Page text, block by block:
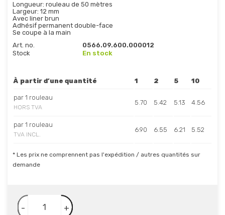
Longueur: rouleau de 50 mètres
Largeur: 12 mm
Avec liner brun
Adhésif permanent double-face
Se coupe à la main
Art. no.
0566.09.600.000012
Stock
En stock
À partir d’une quantité 1 2 5 10
par 1 rouleau
HORS TVA
5.70 5.42 5.13 4.56
par 1 rouleau
TVA INCL.
6.90 6.55 6.21 5.52
* Les prix ne comprennent pas l'expédition / autres quantités sur
demande
- +